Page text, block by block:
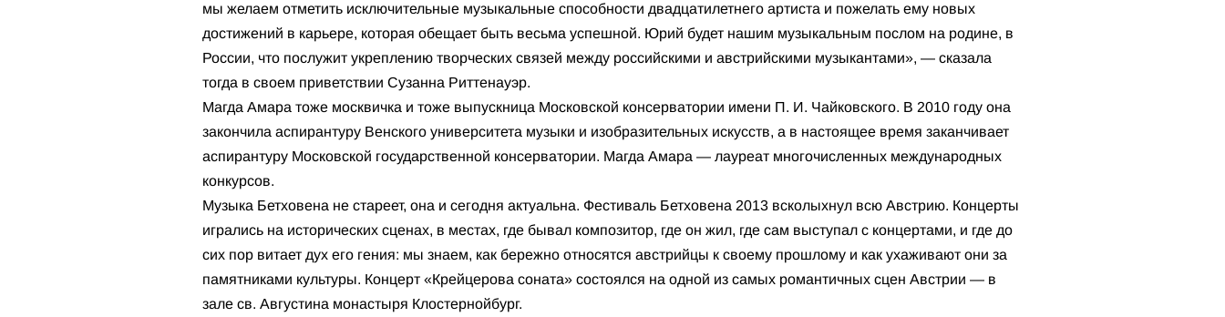
мы желаем отметить исключительные музыкальные способности двадцатилетнего артиста и пожелать ему новых
достижений в карьере, которая обещает быть весьма успешной. Юрий будет нашим музыкальным послом на родине, в
России, что послужит укреплению творческих связей между российскими и австрийскими музыкантами», — сказала
тогда в своем приветствии Сузанна Риттенауэр.
Магда Амара тоже москвичка и тоже выпускница Московской консерватории имени П. И. Чайковского. В 2010 году она
закончила аспирантуру Венского университета музыки и изобразительных искусств, а в настоящее время заканчивает
аспирантуру Московской государственной консерватории. Магда Амара — лауреат многочисленных международных
конкурсов.
Музыка Бетховена не стареет, она и сегодня актуальна. Фестиваль Бетховена 2013 всколыхнул всю Австрию. Концерты
игрались на исторических сценах, в местах, где бывал композитор, где он жил, где сам выступал с концертами, и где до
сих пор витает дух его гения: мы знаем, как бережно относятся австрийцы к своему прошлому и как ухаживают они за
памятниками культуры. Концерт «Крейцерова соната» состоялся на одной из самых романтичных сцен Австрии — в
зале св. Августина монастыря Клостернойбург.